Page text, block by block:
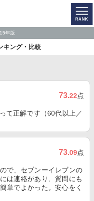
年版
キング・比較
73.22点
て正解です（60代以上／
73.09点
で、セブンーイレブンの
は連絡があり、質問にも
単でよかった。安心をく